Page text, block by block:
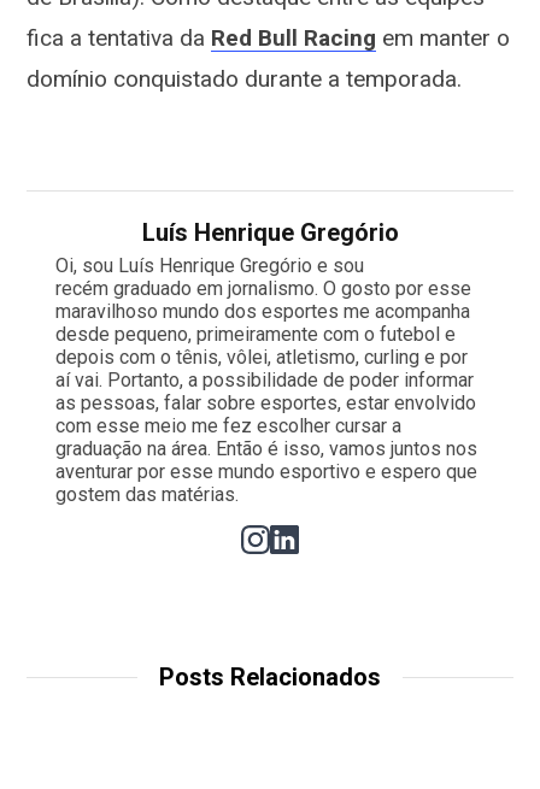
fica a tentativa da Red Bull Racing em manter o
domínio conquistado durante a temporada.
Luís Henrique Gregório
Oi, sou Luís Henrique Gregório e sou
recém graduado em jornalismo. O gosto por esse
maravilhoso mundo dos esportes me acompanha
desde pequeno, primeiramente com o futebol e
depois com o tênis, vôlei, atletismo, curling e por
aí vai. Portanto, a possibilidade de poder informar
as pessoas, falar sobre esportes, estar envolvido
com esse meio me fez escolher cursar a
graduação na área. Então é isso, vamos juntos nos
aventurar por esse mundo esportivo e espero que
gostem das matérias.
Posts Relacionados